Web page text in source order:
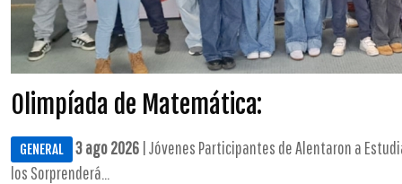
Olimpíada de Matemática:
GENERAL 3 ago 2026 | Jóvenes Participantes de Alentaron a
los Sorprenderá...